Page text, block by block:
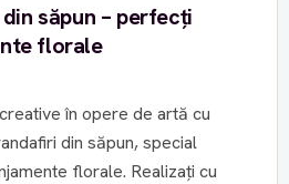
săpun – perfecți
florale
în opere de artă cu
din săpun, special
florale. Realizați cu